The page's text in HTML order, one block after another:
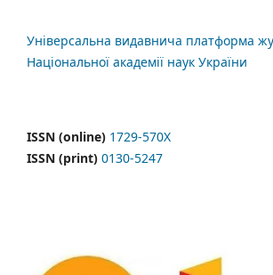
Універсальна видавнича платформа
Національної академії наук України
ISSN (online) 1729-570X
ISSN (print) 0130-5247